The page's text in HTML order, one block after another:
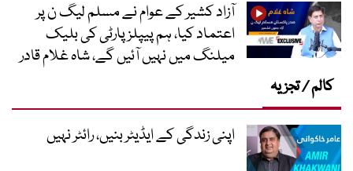
آزاد کشیر کے عوام نے مسلم لیگ ن پر
اعتماد کیا، ہم پیپلز پارٹی کی بلیک
میلنگ میں نہیں آئیں گے، شاہ غلام قادر
کالم / تجزیہ
اپنی زندگی کے ایڈیٹر بنیں، رائٹر نہیں